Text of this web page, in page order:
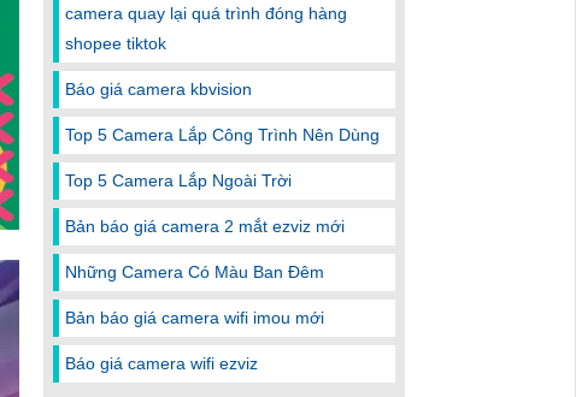
camera quay lại quá trình đóng hàng
shopee tiktok
Báo giá camera kbvision
Top 5 Camera Lắp Công Trình Nên Dùng
Top 5 Camera Lắp Ngoài Trời
Bản báo giá camera 2 mắt ezviz mới
Những Camera Có Màu Ban Đêm
Bản báo giá camera wifi imou mới
Báo giá camera wifi ezviz